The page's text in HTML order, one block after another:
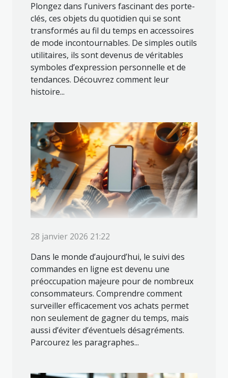
Plongez dans l’univers fascinant des porte-
clés, ces objets du quotidien qui se sont
transformés au fil du temps en accessoires
de mode incontournables. De simples outils
utilitaires, ils sont devenus de véritables
symboles d’expression personnelle et de
tendances. Découvrez comment leur
histoire...
28 janvier 2026 21:22
Dans le monde d’aujourd’hui, le suivi des
commandes en ligne est devenu une
préoccupation majeure pour de nombreux
consommateurs. Comprendre comment
surveiller efficacement vos achats permet
non seulement de gagner du temps, mais
aussi d’éviter d’éventuels désagréments.
Parcourez les paragraphes...